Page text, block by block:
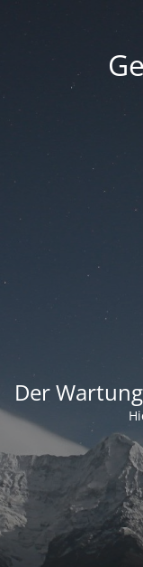
Der